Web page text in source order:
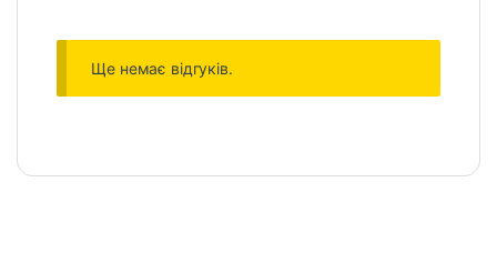
Ще немає відгуків.